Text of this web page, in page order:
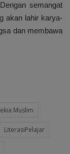
semangat
akan lahir karya-
dan membawa
Muslim
LiterasiPelajar